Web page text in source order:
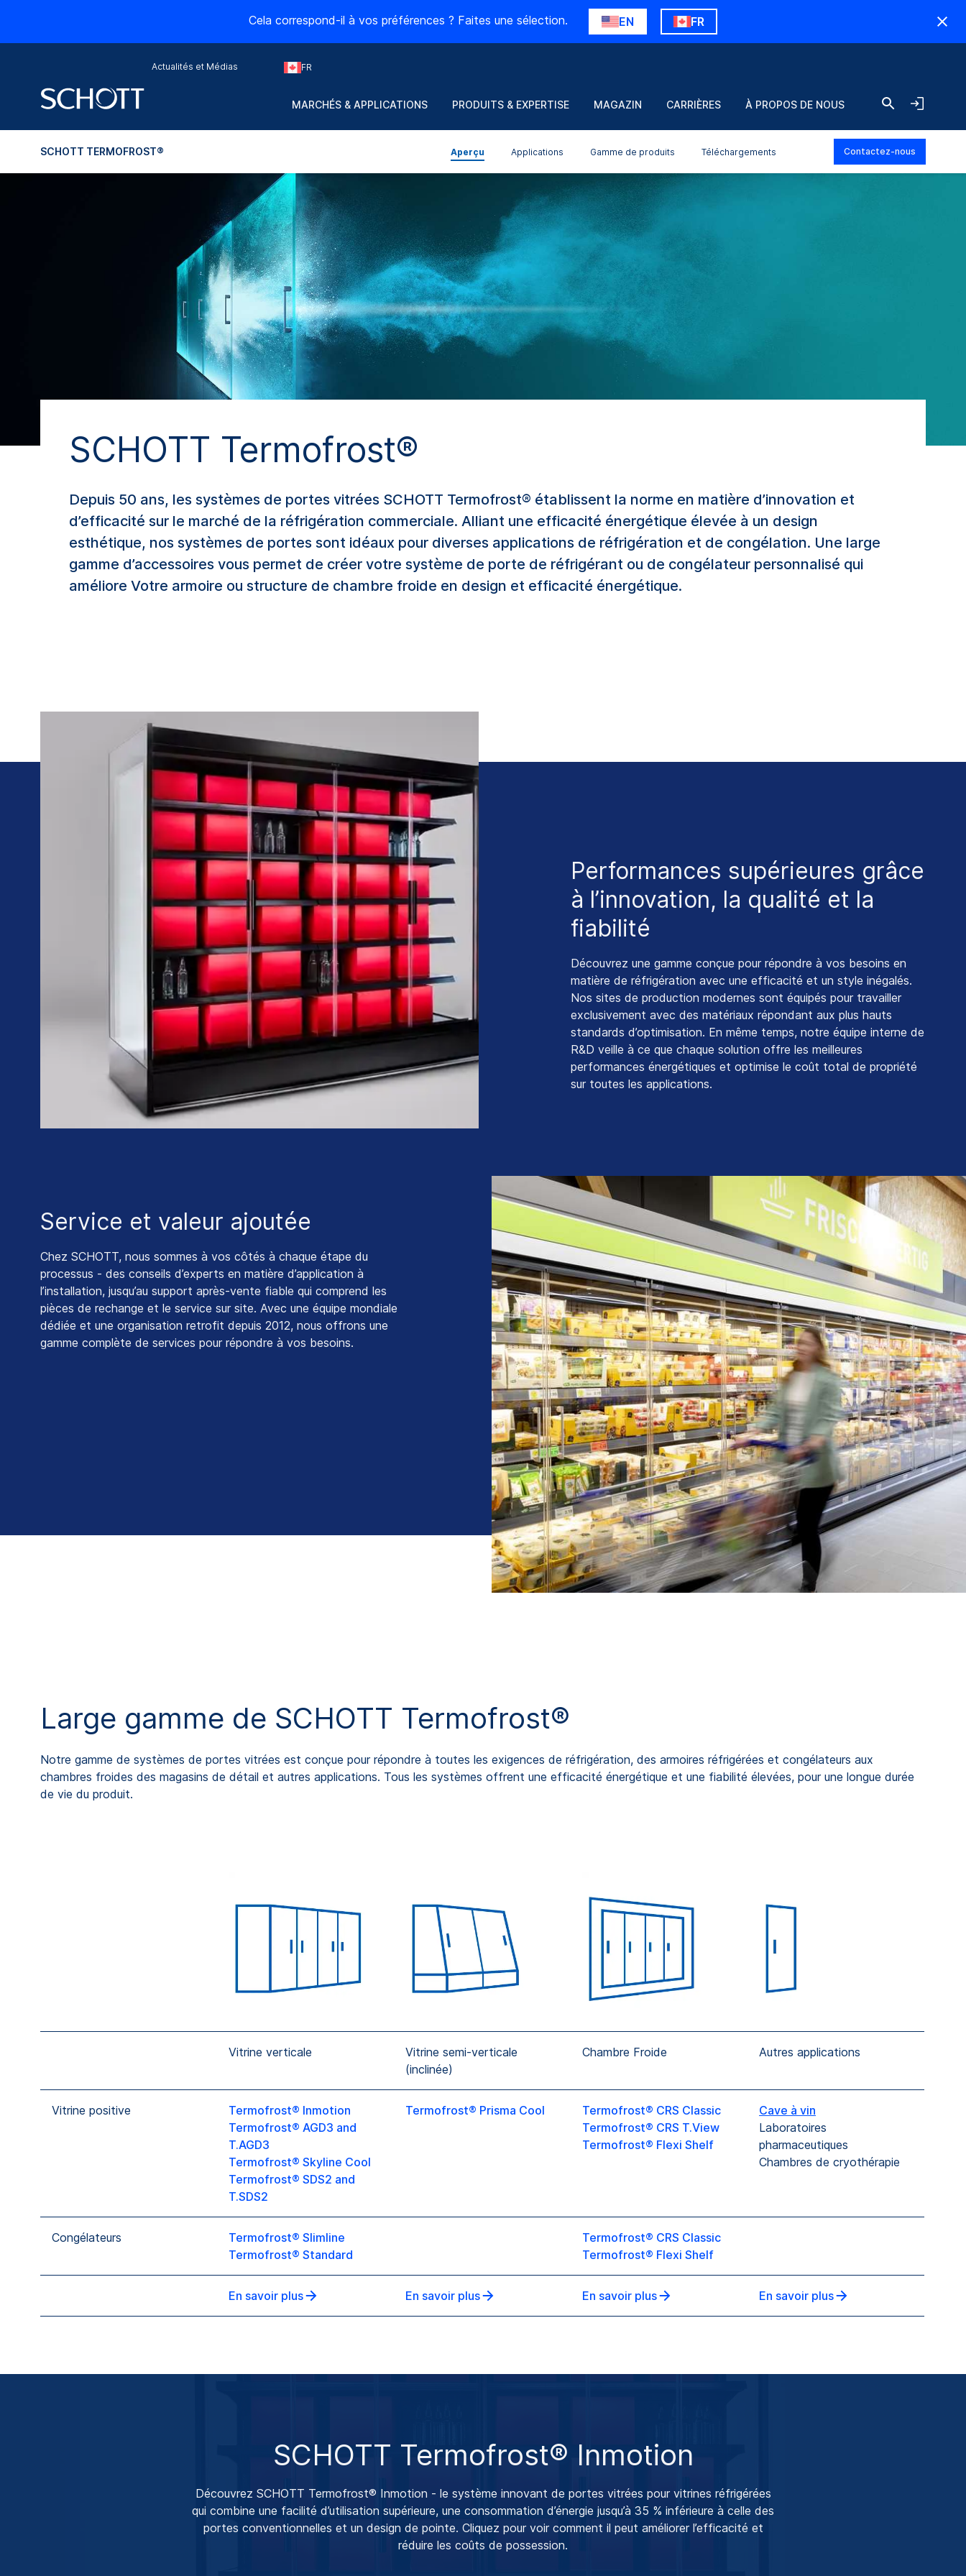
Cela correspond-il à vos préférences ? Faites une sélection. EN FR
Actualités et Médias FR
MARCHÉS & APPLICATIONS PRODUITS & EXPERTISE MAGAZIN CARRIÈRES À PROPOS DE NOUS
SCHOTT TERMOFROST® Aperçu Applications Gamme de produits Téléchargements Contactez-nous
SCHOTT Termofrost®
Depuis 50 ans, les systèmes de portes vitrées SCHOTT Termofrost® établissent la norme en matière d’innovation et
d’efficacité sur le marché de la réfrigération commerciale. Alliant une efficacité énergétique élevée à un design
esthétique, nos systèmes de portes sont idéaux pour diverses applications de réfrigération et de congélation. Une large
gamme d’accessoires vous permet de créer votre système de porte de réfrigérant ou de congélateur personnalisé qui
améliore Votre armoire ou structure de chambre froide en design et efficacité énergétique.
Performances supérieures grâce
à l’innovation, la qualité et la
fiabilité
Découvrez une gamme conçue pour répondre à vos besoins en
matière de réfrigération avec une efficacité et un style inégalés.
Nos sites de production modernes sont équipés pour travailler
exclusivement avec des matériaux répondant aux plus hauts
standards d’optimisation. En même temps, notre équipe interne de
R&D veille à ce que chaque solution offre les meilleures
performances énergétiques et optimise le coût total de propriété
sur toutes les applications.
Service et valeur ajoutée
Chez SCHOTT, nous sommes à vos côtés à chaque étape du
processus - des conseils d’experts en matière d’application à
l’installation, jusqu’au support après-vente fiable qui comprend les
pièces de rechange et le service sur site. Avec une équipe mondiale
dédiée et une organisation retrofit depuis 2012, nous offrons une
gamme complète de services pour répondre à vos besoins.
Large gamme de SCHOTT Termofrost®
Notre gamme de systèmes de portes vitrées est conçue pour répondre à toutes les exigences de réfrigération, des armoires réfrigérées et congélateurs aux
chambres froides des magasins de détail et autres applications. Tous les systèmes offrent une efficacité énergétique et une fiabilité élevées, pour une longue durée
de vie du produit.
Vitrine verticale
Vitrine semi-verticale
(inclinée)
Chambre Froide Autres applications
Vitrine positive
Termofrost® Inmotion
Termofrost® AGD3 and
T.AGD3
Termofrost® Skyline Cool
Termofrost® SDS2 and
T.SDS2
Termofrost® Prisma Cool
Termofrost® CRS Classic
Termofrost® CRS T.View
Termofrost® Flexi Shelf
Cave à vin
Laboratoires
pharmaceutiques
Chambres de cryothérapie
Congélateurs
Termofrost® Slimline
Termofrost® Standard
Termofrost® CRS Classic
Termofrost® Flexi Shelf
En savoir plus En savoir plus En savoir plus En savoir plus
SCHOTT Termofrost® Inmotion
Découvrez SCHOTT Termofrost® Inmotion - le système innovant de portes vitrées pour vitrines réfrigérées
qui combine une facilité d’utilisation supérieure, une consommation d’énergie jusqu’à 35 % inférieure à celle des
portes conventionnelles et un design de pointe. Cliquez pour voir comment il peut améliorer l’efficacité et
réduire les coûts de possession.